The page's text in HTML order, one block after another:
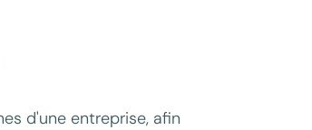
d'une entreprise, afin